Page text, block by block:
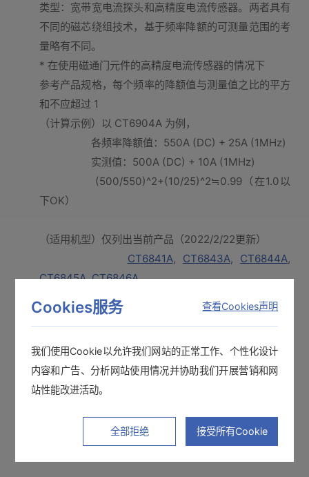
类型：宽带宽电流探头和高精度电流传感器。两者具有
不同的磁芯绕组技术，基于频率降额的可测量范围的考
量略有不同。
* 在使用磁通门元件的高精度电流传感器的情况下
参考产品规格，每个频率的降额值与测量值之比的平方
和不应超过 1
（计算示例）以 CT6904A 为例，
各频率降额值：550A (DC) + 25A (1MHz)
实测值：500A (DC) + 10A (1MHz)
(500/550)^2+(10/25)^2≒0.99（在1.0以
下OK）
（适用机型）仅列出当前产品（2022/2/22更新）
CT6841A, CT6843A, CT6844A,
CT6845A,CT6846A
CT6862-05
CT6872-01,CT6873
CT6876A-1、CT6877A、CT6877A-1
CT6904A、CT6904A-1、CT6904A-
2、CT6904A-3
关于零磁通方法，请参阅以下内容。
Cookies服务 查看Cookies声明
我们使用Cookie以允许我们网站的正常工作、个性化设计
内容和广告、分析网站使用情况并协助我们开展营销和网
站性能改进活动。
全部拒绝 接受所有Cookie